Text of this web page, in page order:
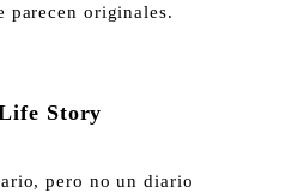
parecen originales.
Story
pero no un diario